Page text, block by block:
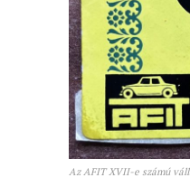
Az AFIT XVII-e számú